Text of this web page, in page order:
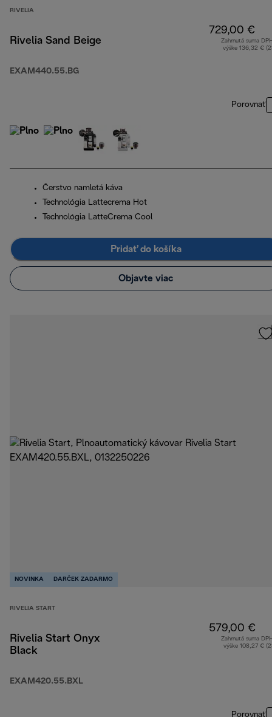
RIVELIA
Rivelia Sand Beige
EXAM440.55.BG
729,00 €
Zahrnutá suma
výške 136,32 €
Porovnať
Čerstvo namletá káva
Technológia Lattecrema Hot
Technológia LatteCrema Cool
Pridať do košíka
Objavte viac
NOVINKA DARČEK ZADARMO
RIVELIA START
Rivelia Start Onyx
Black
EXAM420.55.BXL
579,00 €
Zahrnutá suma
výške 108,27 €
Porovnať